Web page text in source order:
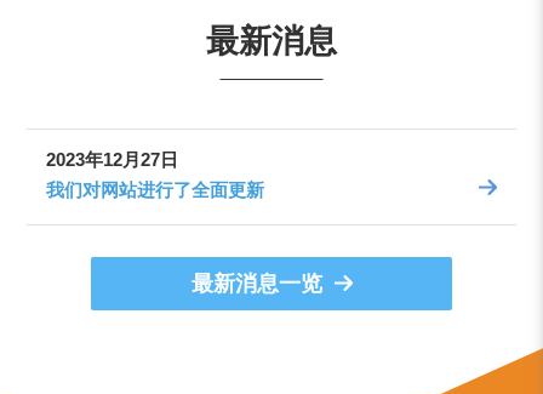
最新消息
2023年12月27日
我们对网站进行了全面更新
最新消息一览